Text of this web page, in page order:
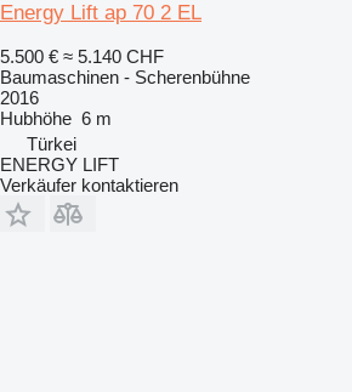
Energy Lift ap 70 2 EL
5.500 € ≈ 5.140 CHF
Baumaschinen - Scherenbühne
2016
Hubhöhe 6 m
Türkei
ENERGY LIFT
Verkäufer kontaktieren